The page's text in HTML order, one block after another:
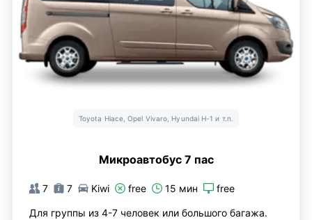
Toyota Hiace, Opel Vivaro, Hyundai H-1 и т.п.
Микроавтобус 7 пас
7 7 Kiwi free 15 мин free
Для группы из 4-7 человек или большого багажа.